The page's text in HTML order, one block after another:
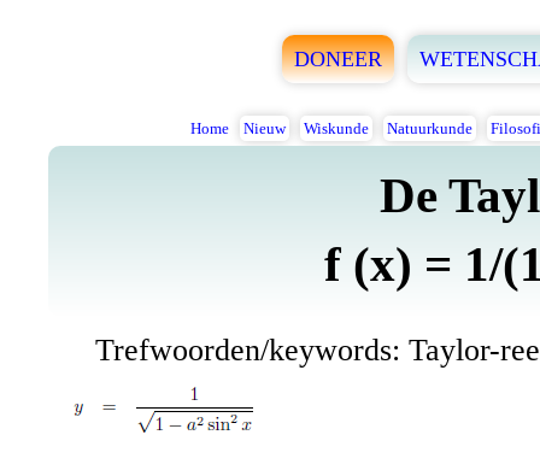
DONEER
Home Nieuw Wiskunde Natuurkunde
De
f (x) = 1/
Trefwoorden/keywords: Taylor-